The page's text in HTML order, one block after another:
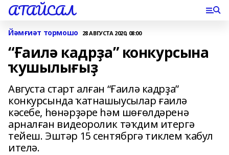
АТАЙСАЛ
Йәмғиәт тормошо 28 АВГУСТА 2020, 08:00
“Ғаилә кадрҙа” конкурсына
ҡушылығыҙ
Августа старт алған “Ғаилә кадрҙа”
конкурсында ҡатнашыусылар ғаилә
кәсебе, һөнәрҙәре һәм шөғөлдәренә
арналған видеоролик тәҡдим итергә
тейеш. Эштәр 15 сентябргә тиклем ҡабул
ителә.